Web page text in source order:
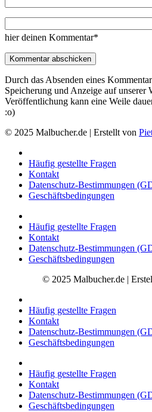
hier deinen Kommentar*
Durch das Absenden eines
Speicherung und Anzeige auf unserer
Veröffentlichung kann eine Weile
:o)
© 2025 Malbucher.de | Erstellt von
Häufig gestellte Fragen
Kontakt
Datenschutz-Bestimmungen
Geschäftsbedingungen
Häufig gestellte Fragen
Kontakt
Datenschutz-Bestimmungen
Geschäftsbedingungen
© 2025 Malbucher.de |
Häufig gestellte Fragen
Kontakt
Datenschutz-Bestimmungen
Geschäftsbedingungen
Häufig gestellte Fragen
Kontakt
Datenschutz-Bestimmungen
Geschäftsbedingungen